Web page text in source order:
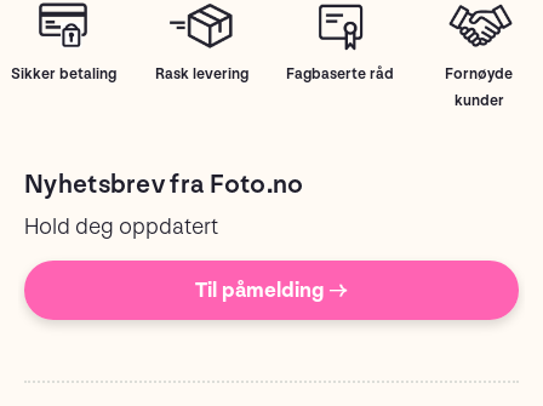
Sikker betaling Rask levering Fagbaserte råd
Fornøyde
kunder
Nyhetsbrev fra Foto.no
Hold deg oppdatert
Til påmelding →